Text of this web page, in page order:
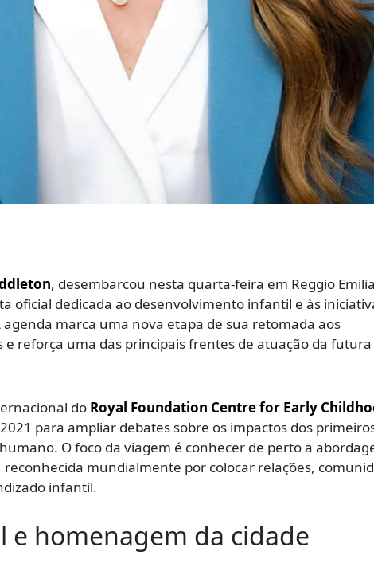
, desembarcou nesta quarta-feira em Reggio
oficial dedicada ao desenvolvimento infantil e às
marca uma nova etapa de sua retomada aos
e reforça uma das principais frentes de atuação da
do Royal Foundation Centre for Early
para ampliar debates sobre os impactos dos
O foco da viagem é conhecer de perto a
reconhecida mundialmente por colocar relações,
infantil.
e homenagem da cidade